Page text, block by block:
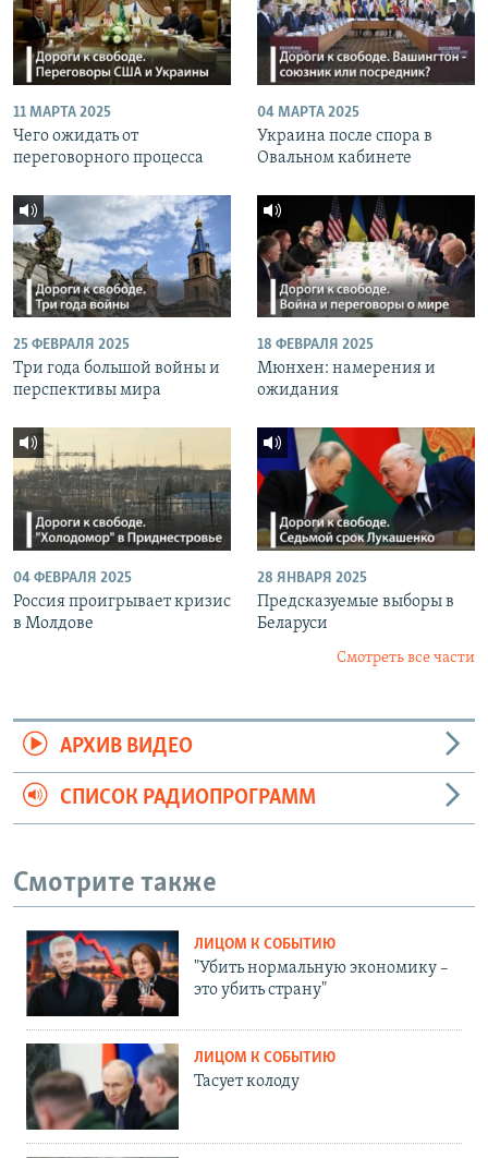
11 МАРТА 2025
Чего ожидать от
переговорного процесса
04 МАРТА 2025
Украина после спора в
Овальном кабинете
25 ФЕВРАЛЯ 2025
Три года большой войны и
перспективы мира
18 ФЕВРАЛЯ 2025
Мюнхен: намерения и
ожидания
04 ФЕВРАЛЯ 2025
Россия проигрывает кризис
в Молдове
28 ЯНВАРЯ 2025
Предсказуемые выборы в
Беларуси
Смотреть все части
АРХИВ ВИДЕО
СПИСОК РАДИОПРОГРАММ
Смотрите также
ЛИЦОМ К СОБЫТИЮ
"Убить нормальную экономику –
это убить страну"
ЛИЦОМ К СОБЫТИЮ
Тасует колоду